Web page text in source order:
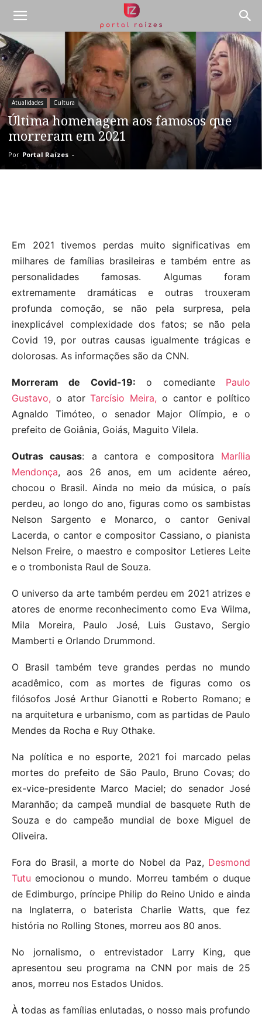
Atualidades Cultura
Última homenagem aos famosos que
morreram em 2021
Por Portal Raízes -
Em 2021 tivemos perdas muito significativas em
milhares de famílias brasileiras e também entre as
personalidades famosas. Algumas foram
extremamente dramáticas e outras trouxeram
profunda comoção, se não pela surpresa, pela
inexplicável complexidade dos fatos; se não pela
Covid 19, por outras causas igualmente trágicas e
dolorosas. As informações são da CNN.
Morreram de Covid-19: o comediante Paulo
Gustavo, o atorTarcísio Meira, o cantor e político
Agnaldo Timóteo, o senador Major Olímpio, e o
prefeito de Goiânia, Goiás, Maguito Vilela.
Outras causas: a cantora e compositora Marília
Mendonça, aos 26 anos, em um acidente aéreo,
chocou o Brasil. Ainda no meio da música, o país
perdeu, ao longo do ano, figuras como os sambistas
Nelson Sargento e Monarco, o cantor Genival
Lacerda, o cantor e compositor Cassiano, o pianista
Nelson Freire, o maestro e compositor Letieres Leite
e o trombonista Raul de Souza.
O universo da arte também perdeu em 2021 atrizes e
atores de enorme reconhecimento como Eva Wilma,
Mila Moreira, Paulo José, Luis Gustavo, Sergio
Mamberti e Orlando Drummond.
O Brasil também teve grandes perdas no mundo
acadêmico, com as mortes de figuras como os
filósofos José Arthur Gianotti e Roberto Romano; e
na arquitetura e urbanismo, com as partidas de Paulo
Mendes da Rocha e Ruy Othake.
Na política e no esporte, 2021 foi marcado pelas
mortes do prefeito de São Paulo, Bruno Covas; do
ex-vice-presidente Marco Maciel; do senador José
Maranhão; da campeã mundial de basquete Ruth de
Souza e do campeão mundial de boxe Miguel de
Oliveira.
Fora do Brasil, a morte do Nobel da Paz, Desmond
Tutu emocionou o mundo. Morreu também o duque
de Edimburgo, príncipe Philip do Reino Unido e ainda
na Inglaterra, o baterista Charlie Watts, que fez
história no Rolling Stones, morreu aos 80 anos.
No jornalismo, o entrevistador Larry King, que
apresentou seu programa na CNN por mais de 25
anos, morreu nos Estados Unidos.
À todas as famílias enlutadas, o nosso mais profundo